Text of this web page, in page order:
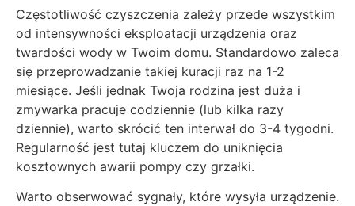
Częstotliwość czyszczenia zależy przede wszystkim
od intensywności eksploatacji urządzenia oraz
twardości wody w Twoim domu. Standardowo zaleca
się przeprowadzanie takiej kuracji raz na 1-2
miesiące. Jeśli jednak Twoja rodzina jest duża i
zmywarka pracuje codziennie (lub kilka razy
dziennie), warto skrócić ten interwał do 3-4 tygodni.
Regularność jest tutaj kluczem do uniknięcia
kosztownych awarii pompy czy grzałki.
Warto obserwować sygnały, które wysyła urządzenie.